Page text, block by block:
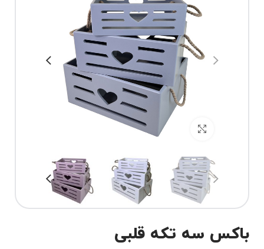
برای بزرگنمایی کلیک کنید
باکس سه تکه قلبی